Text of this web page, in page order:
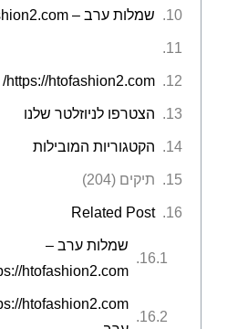
שמלות ערב – https://htofashion2.com/
https://htofashion2.com/ – שמלות ערב
הצטרפו לניוזלטר שלנו
הקטגוריות המובילות
תיקים (204)
Related Post
שמלות ערב –
htofashion2.com/